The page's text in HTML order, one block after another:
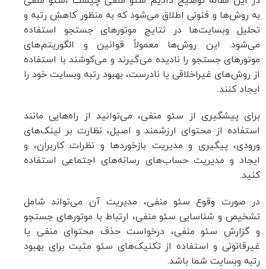
به روش‌ها و فنونی اطلاق می‌شود که به منظور کاهش رتبه و
تحلیل وبسایت‌ها در نتایج موتورهای جستجو استفاده
می‌شود. این روش‌ها معمولاً قوانین و الگوریتم‌های
موتورهای جستجو را نادیده می‌گیرند و می‌کوشند با استفاده
از روش‌های غیراخلاقی یا نادرست، بهبود رتبه وبسایت خود را
ایجاد کنند.
برای پیشگیری از سئو منفی، می‌توانید از راه‌هایی مانند
استفاده از محتوای ارزشمند و اصیل، نظارت بر لینک‌های
ورودی، پیگیری و مدیریت بازخوردها و نظرات کاربران، و
ایجاد و مدیریت حساب‌های رسانه‌های اجتماعی استفاده
کنید.
در صورت وقوع سئو منفی، مدیریت آن می‌تواند شامل
تشخیص و شناسایی سئو منفی، ارتباط با موتورهای جستجو
و گزارش سئو منفی، درخواست حذف محتوای منفی یا
غیرقانونی و استفاده از تکنیک‌های سئو مثبت برای بهبود
رتبه وبسایت شما باشد.